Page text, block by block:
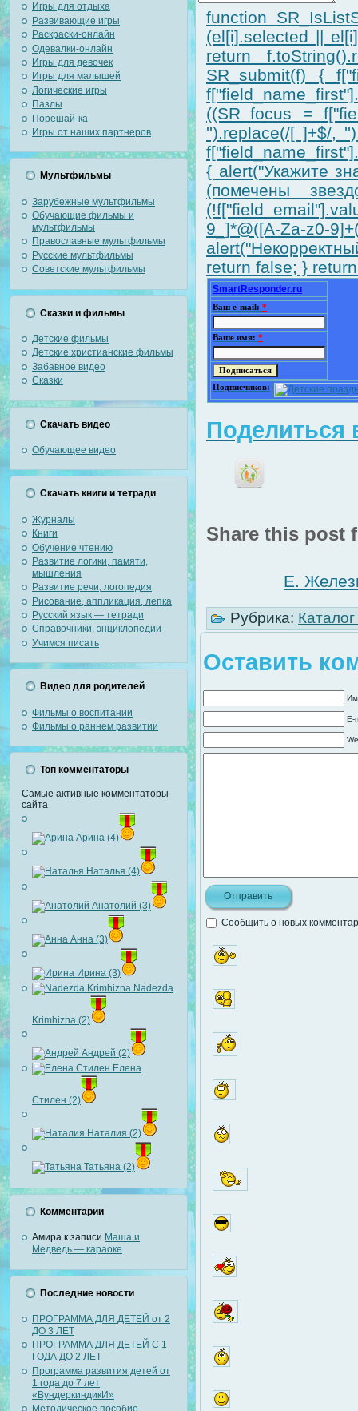
Игры для отдыха
Развивающие игры
Раскраски-онлайн
Одевалки-онлайн
Игры для девочек
Игры для малышей
Логические игры
Пазлы
Порешай-ка
Игры от наших партнеров
Мультфильмы
Зарубежные мультфильмы
Обучающие фильмы и
мультфильмы
Православные мультфильмы
Русские мультфильмы
Советские мультфильмы
Сказки и фильмы
Детские фильмы
Детские христианские фильмы
Забавное видео
Сказки
Скачать видео
Обучающее видео
Скачать книги и тетради
Журналы
Книги
Обучение чтению
Развитие логики, памяти,
мышления
Развитие речи, логопедия
Рисование, аппликация, лепка
Русский язык — тетради
Справочники, энциклопедии
Учимся писать
Видео для родителей
Фильмы о воспитании
Фильмы о раннем развитии
Топ комментаторы
Самые активные комментаторы
сайта
Арина (4)
Наталья (4)
Анатолий (3)
Анна (3)
Ирина (3)
Nadezda
Krimhizna (2)
Андрей (2)
Елена
Стилен (2)
Наталия (2)
Татьяна (2)
Комментарии
Амира к записи Маша и
Медведь — караоке
Последние новости
ПРОГРАММА ДЛЯ ДЕТЕЙ от 2
ДО 3 ЛЕТ
ПРОГРАММА ДЛЯ ДЕТЕЙ С 1
ГОДА ДО 2 ЛЕТ
Программа развития детей от
1 года до 7 лет
«ВундеркиндикИ»
Методическое пособие
function
(el[i].selected ||
return
SR_submit(f) {
((SR_focus =
'').replace(/[ ]+$/,
{ alert("Укажите
(помечены
9_]*@([A-Za-z0-
return false; }
SmartResponder.ru
Ваш e-mail: *
Ваше имя: *
Подписчиков:
Поделиться
Share this post
Е.
Рубрика:
Оставить
E-
Сообщить о новых